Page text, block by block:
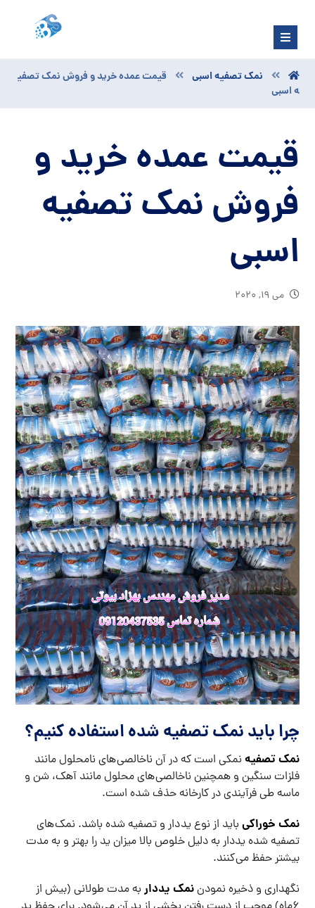
نمک تصفیه اسبی
قیمت عمده خرید و فروش نمک تصفی
ه اسبی
قیمت عمده خرید و
فروش نمک تصفیه
اسبی
می ۱۹, ۲۰۲۰
چرا باید نمک تصفیه شده استفاده کنیم؟
نمک تصفیه نمکی است که در آن ناخالصی های نامحلول مانند
فلزات سنگین و همچنین ناخالصی های محلول مانند آهک، شن و
ماسه طی فرآیندی در کارخانه حذف شده است.
نمک خوراکی باید از نوع ید دار و تصفیه شده باشد. نمک های
تصفیه شده یددار به دلیل خلوص بالا میزان ید را بهتر و به مدت
بیشتر حفظ می کنند.
نگهداری و ذخیره نمودننمک یددار به مدت طولانی (بیش از